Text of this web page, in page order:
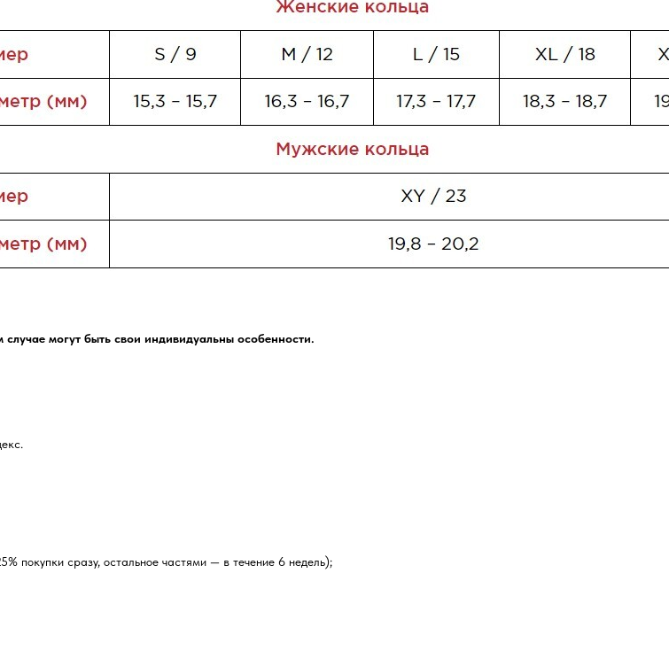
могут быть свои индивидуальны особенности.
покупки сразу, остальное частями — в течение 6 недель);